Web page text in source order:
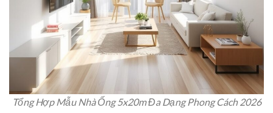
Tổng Hợp Mẫu Nhà Ống 5x20m Đa Dạng Phong Cách 2026